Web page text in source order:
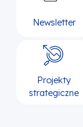
Newsletter
Projekty
strategiczne